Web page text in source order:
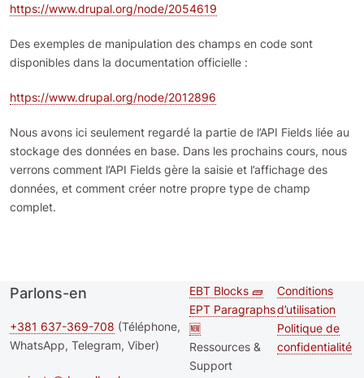
https://www.drupal.org/node/2054619
Des exemples de manipulation des champs en code sont
disponibles dans la documentation officielle :
https://www.drupal.org/node/2012896
Nous avons ici seulement regardé la partie de l’API Fields liée au
stockage des données en base. Dans les prochains cours, nous
verrons comment l’API Fields gère la saisie et l’affichage des
données, et comment créer notre propre type de champ
complet.
Parlons-en
+381 637-369-708 (Téléphone,
WhatsApp, Telegram, Viber)
Second
footer
menu
EBT Blocks 🧱
EPT Paragraphs
🆕
Ressources &
Support
Footer
Conditions
d’utilisation
Politique de
confidentialité